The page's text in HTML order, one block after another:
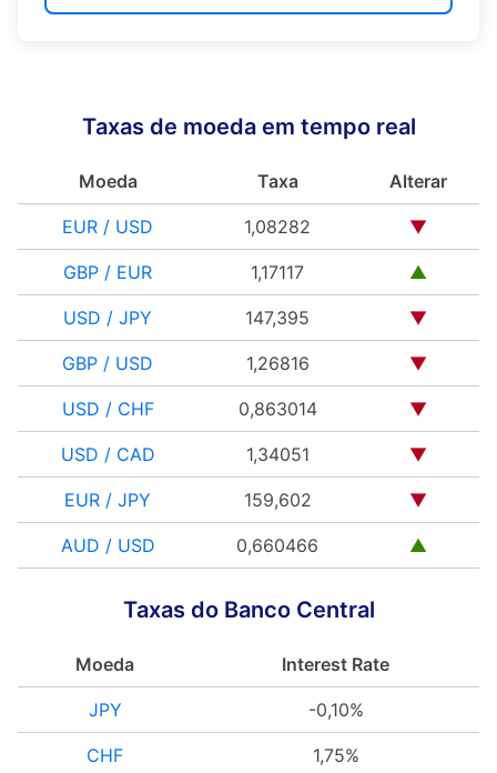
Taxas de moeda em tempo real
Moeda Taxa Alterar
EUR / USD 1,08282 ▼
GBP / EUR 1,17117 ▲
USD / JPY 147,395 ▼
GBP / USD 1,26816 ▼
USD / CHF 0,863014 ▼
USD / CAD 1,34051 ▼
EUR / JPY 159,602 ▼
AUD / USD 0,660466 ▲
Taxas do Banco Central
Moeda Interest Rate
JPY -0,10%
CHF 1,75%